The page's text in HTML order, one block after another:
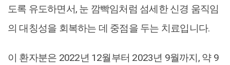
도록 유도하면서, 눈 깜빡임처럼 섬세한 신경 움직임
의 대칭성을 회복하는 데 중점을 두는 치료입니다.
이 환자분은 2022년 12월부터 2023년 9월까지, 약 9